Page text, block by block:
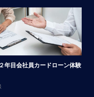
年目会社員カードローン体験